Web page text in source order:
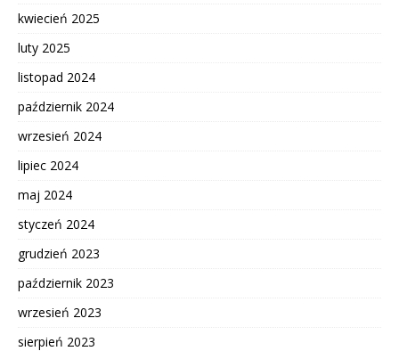
kwiecień 2025
luty 2025
listopad 2024
październik 2024
wrzesień 2024
lipiec 2024
maj 2024
styczeń 2024
grudzień 2023
październik 2023
wrzesień 2023
sierpień 2023